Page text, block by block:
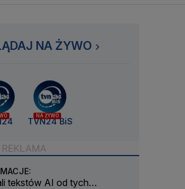
NA ŻYWO
NA ŻYWO
TVN24 BiS
tekstów AI od tych